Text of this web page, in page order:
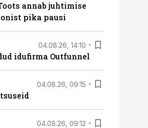
annab juhtimise
pika pausi
04.08.26, 14:10
idufirma Outfunnel
04.08.26, 09:15
04.08.26, 09:12